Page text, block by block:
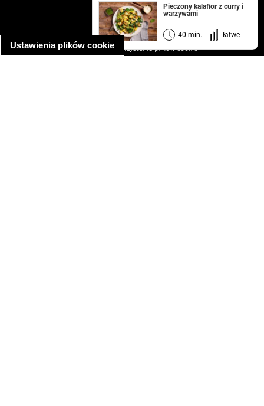
Ustawienia plików cookie
Pieczony kalafior z curry i
warzywami
40 min. łatwe
kontakt
regulamin
informacja o prywatności
informacja o wykorzystaniu plików cookie